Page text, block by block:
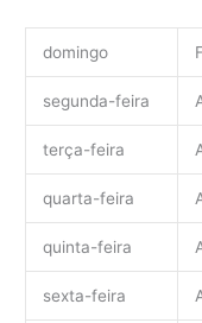
domingo
segunda-feira
terça-feira
quarta-feira
quinta-feira
sexta-feira